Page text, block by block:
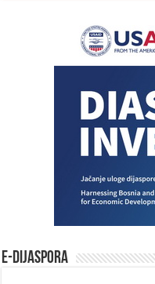
E-DIJASPORA